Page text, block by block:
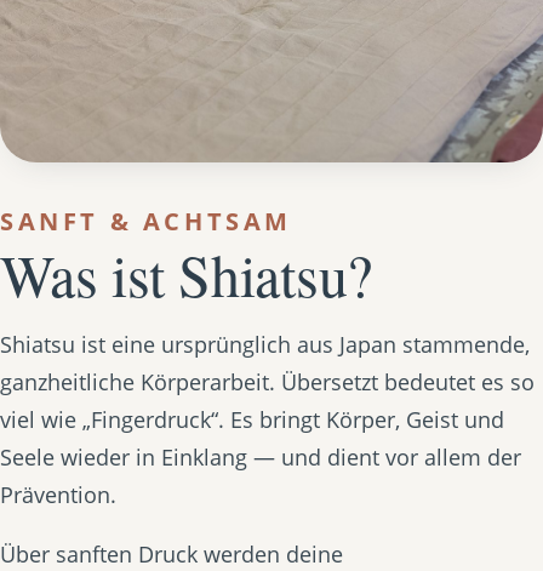
SANFT & ACHTSAM
Was ist Shiatsu?
Shiatsu ist eine ursprünglich aus Japan stammende,
ganzheitliche Körperarbeit. Übersetzt bedeutet es so
viel wie „Fingerdruck“. Es bringt Körper, Geist und
Seele wieder in Einklang — und dient vor allem der
Prävention.
Über sanften Druck werden deine